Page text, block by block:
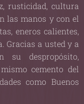
rusticidad, cultura
las manos y con el
eneros calientes,
Gracias a usted y a
su despropósito,
cemento del
como Buenos